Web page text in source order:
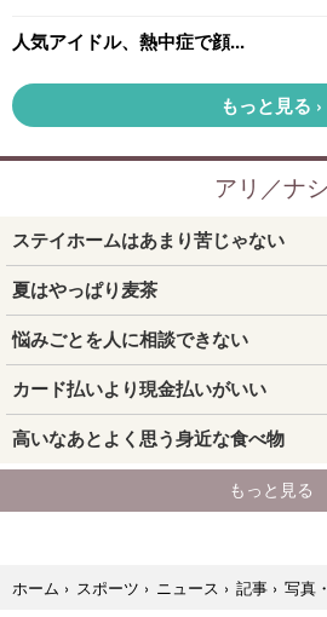
ホーム › スポーツ › ニュース › 記事 › 写真